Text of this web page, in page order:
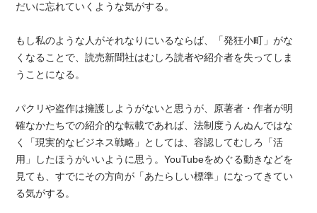
だいに忘れていくような気がする。
もし私のような人がそれなりにいるならば、「発狂小町」がな
くなることで、読売新聞社はむしろ読者や紹介者を失ってしま
うことになる。
パクリや盗作は擁護しようがないと思うが、原著者・作者が明
確なかたちでの紹介的な転載であれば、法制度うんぬんではな
く「現実的なビジネス戦略」としては、容認してむしろ「活
用」したほうがいいように思う。YouTubeをめぐる動きなどを
見ても、すでにその方向が「あたらしい標準」になってきてい
る気がする。